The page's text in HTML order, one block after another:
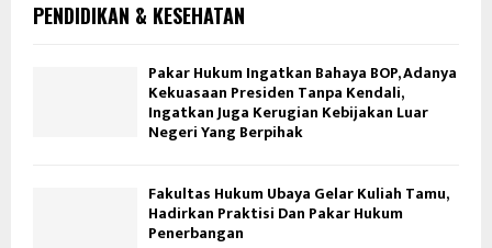
PENDIDIKAN & KESEHATAN
Pakar Hukum Ingatkan Bahaya BOP, Adanya
Kekuasaan Presiden Tanpa Kendali,
Ingatkan Juga Kerugian Kebijakan Luar
Negeri Yang Berpihak
Fakultas Hukum Ubaya Gelar Kuliah Tamu,
Hadirkan Praktisi Dan Pakar Hukum
Penerbangan